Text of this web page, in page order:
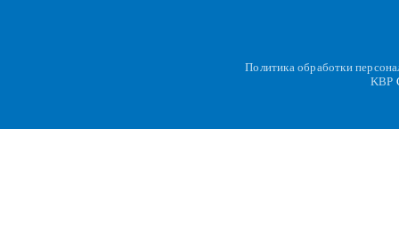
Политика обработки
KBP